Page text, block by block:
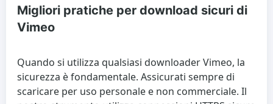
Migliori pratiche per download sicuri di
Vimeo
Quando si utilizza qualsiasi downloader Vimeo, la
sicurezza è fondamentale. Assicurati sempre di
scaricare per uso personale e non commerciale. Il